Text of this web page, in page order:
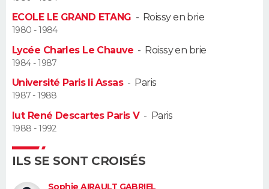
Alimentation
Guide de la santé
Maladies
Médicaments
Sommeil
VOYAGE
Destinations
City break
Voyage nature
Voyage de noces
Forum
Climat
+
PHOTO
GUIDES D'ACHAT
BONS PLANS
Carte de Noël
Carte Bonne année
Carte Saint-Valentin
Carte Pâques
Carte d'anniversaire
DICTIONNAIRE
ECOLE LE GRAND ETANG - Roissy en brie
1980 - 1984
Lycée Charles Le Chauve - Roissy en brie
1984 - 1987
Université Paris Ii Assas- Paris
1987 - 1988
Iut René Descartes Paris V- Paris
1988 - 1992
ILS SE SONT CROISÉS
Sophie AIRAULT GABRIEL